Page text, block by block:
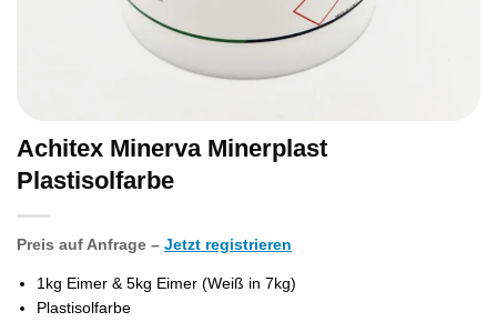
Achitex Minerva Minerplast
Plastisolfarbe
Preis auf Anfrage – Jetzt registrieren
1kg Eimer & 5kg Eimer (Weiß in 7kg)
Plastisolfarbe